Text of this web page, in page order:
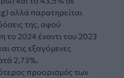
αλλά παρατηρείται
της, αφού
το 2024 έναντι του 2023
στις εξαγόμενες
2,73%.
προορισμός των